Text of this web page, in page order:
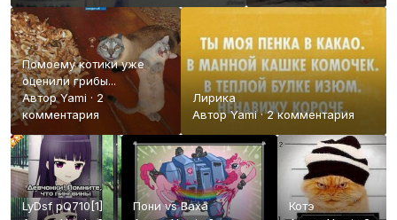
Помоему котики уже
оценили грибы...
АвторYami · 2
комментария
Лирика
АвторYami·2 комментария
LyDsf pQ710[1]
Пони vs Ваха
Котэ